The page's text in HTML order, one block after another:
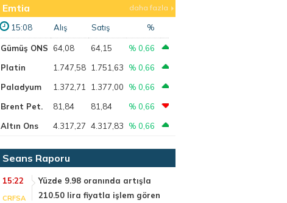
Emtia daha fazla
15:08 Alış Satış %
Gümüş ONS 64,08 64,15
% 0,66
Platin
1.747,58 1.751,63
% 0,66
Paladyum
1.372,71 1.377,00
% 0,66
Brent Pet.
81,84 81,84
% 0,66
Altın Ons
4.317,27 4.317,83 % 0,66
Seans Raporu
15:22
CRFSA
Yüzde 9.98 oranında artışla
210.50 lira fiyatla işlem gören